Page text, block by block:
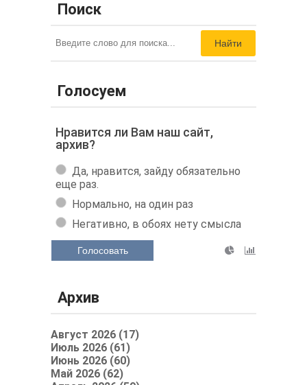
Поиск
Найти
Голосуем
Нравится ли Вам наш сайт,
архив?
Да, нравится, зайду обязательно
еще раз.
Нормально, на один раз
Негативно, в обоях нету смысла
Голосовать
Архив
Август 2026 (17)
Июль 2026 (61)
Июнь 2026 (60)
Май 2026 (62)